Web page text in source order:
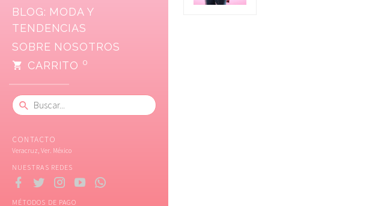
BLOG: MODA Y
TENDENCIAS
SOBRE NOSOTROS
CARRITO 0
CONTACTO
Veracruz, Ver. México
NUESTRAS REDES
MÉTODOS DE PAGO